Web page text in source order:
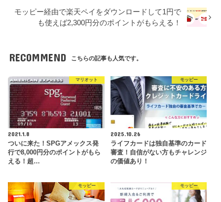
モッピー経由で楽天ペイをダウンロードして1円で
も使えば2,300円分のポイントがもらえる！
RECOMMEND こちらの記事も人気です。
マリオット
2021.1.8
ついに来た！SPGアメックス発
行で8,000円分のポイントがもら
える！超…
モッピー
2025.10.26
ライフカードは独自基準のカード
審査！自信がない方もチャレンジ
の価値あり！
モッピー モッピー